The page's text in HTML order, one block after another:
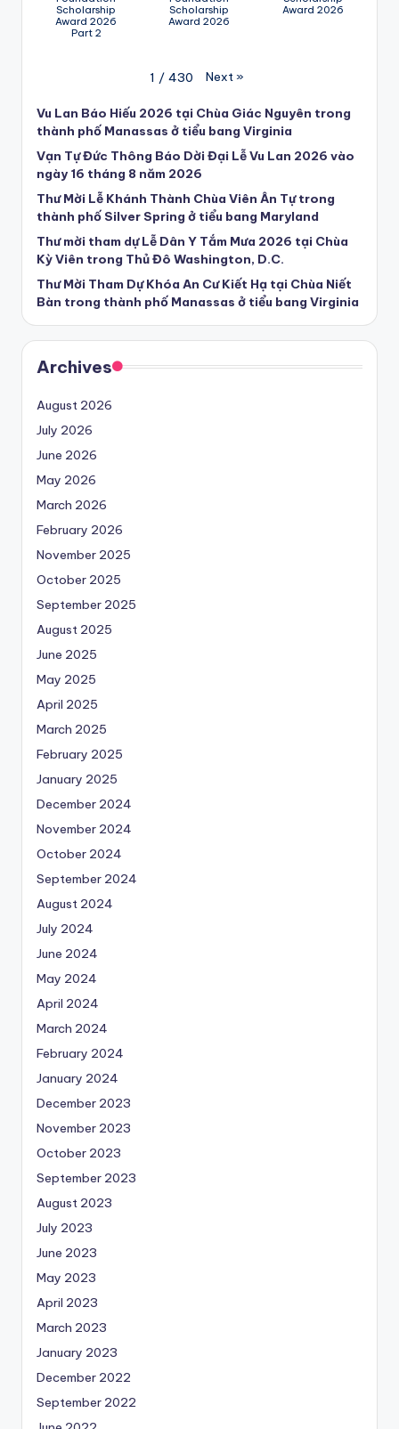
Scholarship
Award 2026
Part 2
Scholarship
Award 2026
Award 2026
1 / 430 Next »
Vu Lan Báo Hiếu 2026 tại Chùa Giác Nguyên trong
thành phố Manassas ở tiểu bang Virginia
Vạn Tự Đức Thông Báo Dời Đại Lễ Vu Lan 2026 vào
ngày 16 tháng 8 năm 2026
Thư Mời Lễ Khánh Thành Chùa Viên Ân Tự trong
thành phố Silver Spring ở tiểu bang Maryland
Thư mời tham dự Lễ Dân Y Tắm Mưa 2026 tại Chùa
Kỳ Viên trong Thủ Đô Washington, D.C.
Thư Mời Tham Dự Khóa An Cư Kiết Hạ tại Chùa Niết
Bàn trong thành phố Manassas ở tiểu bang Virginia
Archives
August 2026
July 2026
June 2026
May 2026
March 2026
February 2026
November 2025
October 2025
September 2025
August 2025
June 2025
May 2025
April 2025
March 2025
February 2025
January 2025
December 2024
November 2024
October 2024
September 2024
August 2024
July 2024
June 2024
May 2024
April 2024
March 2024
February 2024
January 2024
December 2023
November 2023
October 2023
September 2023
August 2023
July 2023
June 2023
May 2023
April 2023
March 2023
January 2023
December 2022
September 2022